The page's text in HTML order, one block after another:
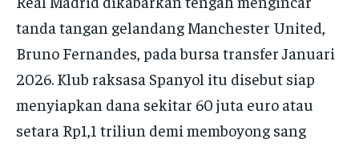
tanda tangan gelandang Manchester United,
Bruno Fernandes, pada bursa transfer Januari
2026. Klub raksasa Spanyol itu disebut siap
menyiapkan dana sekitar 60 juta euro atau
setara Rp1,1 triliun demi memboyong sang